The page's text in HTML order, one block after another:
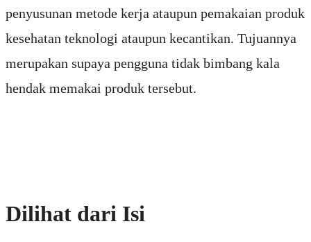
penyusunan metode kerja ataupun pemakaian produk
kesehatan teknologi ataupun kecantikan. Tujuannya
merupakan supaya pengguna tidak bimbang kala
hendak memakai produk tersebut.
Dilihat dari Isi